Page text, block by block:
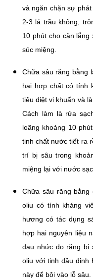
và ngăn chặn sự
2-3 lá trầu không,
10 phút cho cặn
súc miệng.
Chữa sâu răng bằng
hai hợp chất có tính
tiêu diệt vi khuẩn và
Cách làm là rửa
loãng khoảng 10
tinh chất nước tiết ra
trí bị sâu trong
miệng lại với nước
Chữa sâu răng
oliu có tính kháng
hương có tác dụng
hợp hai nguyên liệu
đau nhức do răng bị
oliu với tinh dầu đinh
này để bôi vào lỗ sâu.